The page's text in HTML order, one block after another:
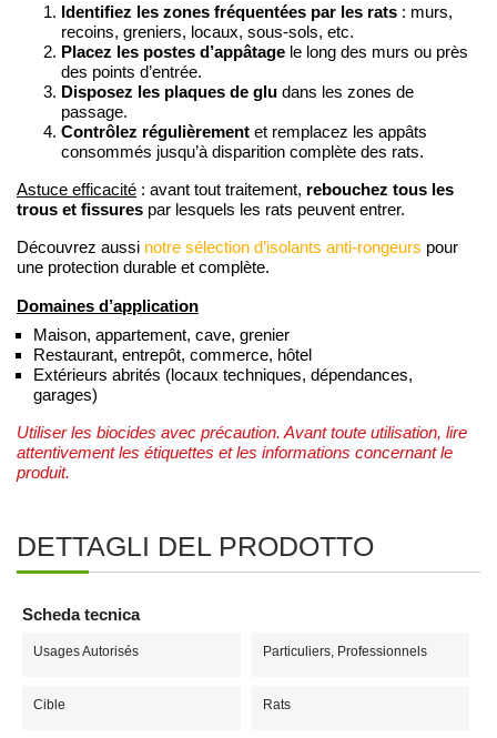
Identifiez les zones fréquentées par les rats : murs,
recoins, greniers, locaux, sous-sols, etc.
Placez les postes d’appâtage le long des murs ou près
des points d’entrée.
Disposez les plaques de glu dans les zones de
passage.
Contrôlez régulièrement et remplacez les appâts
consommés jusqu’à disparition complète des rats.
Astuce efficacité : avant tout traitement, rebouchez tous les
trous et fissures par lesquels les rats peuvent entrer.
Découvrez aussi notre sélection d’isolants anti-rongeurs pour
une protection durable et complète.
Domaines d’application
Maison, appartement, cave, grenier
Restaurant, entrepôt, commerce, hôtel
Extérieurs abrités (locaux techniques, dépendances,
garages)
Utiliser les biocides avec précaution. Avant toute utilisation, lire
attentivement les étiquettes et les informations concernant le
produit.
DETTAGLI DEL PRODOTTO
Scheda tecnica
Usages Autorisés Particuliers, Professionnels
Cible Rats